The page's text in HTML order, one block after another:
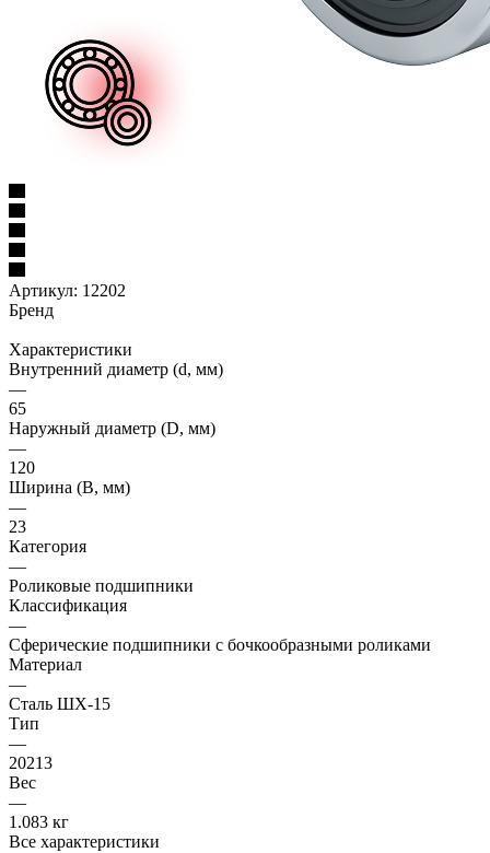
Артикул: 12202
Бренд
Характеристики
Внутренний диаметр (d, мм)
—
65
Наружный диаметр (D, мм)
—
120
Ширина (B, мм)
—
23
Категория
—
Роликовые подшипники
Классификация
—
Сферические подшипники с бочкообразными роликами
Материал
—
Сталь ШХ-15
Тип
—
20213
Вес
—
1.083 кг
Все характеристики